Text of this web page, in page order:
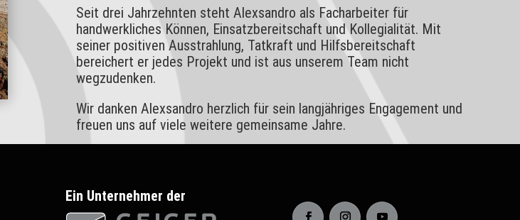
Seit drei Jahrzehnten steht Alexsandro als Facharbeiter für
handwerkliches Können, Einsatzbereitschaft und Kollegialität. Mit
seiner positiven Ausstrahlung, Tatkraft und Hilfsbereitschaft
bereichert er jedes Projekt und ist aus unserem Team nicht
wegzudenken.
Wir danken Alexsandro herzlich für sein langjähriges Engagement und
freuen uns auf viele weitere gemeinsame Jahre.
Ein Unternehmer der